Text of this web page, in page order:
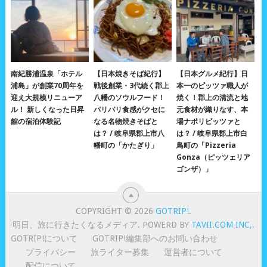
南紀勝浦温泉「ホテル
浦島」が創業70周年を
迎え大規模リニューア
ル！ 新しくなった日昇
館の宿泊体験記
【日本焼きそば紀行】
戦後創業・3代続く郡上
八幡のソウルフード！
パリパリ食感がクセに
なる名物焼きそばと
は？ / 岐阜県郡上市八
幡町の「かたぎり」
【日本グルメ紀行】日
本一のピッツァ職人が
焼く！郡上の清流と地
元食材が織りなす、本
場ナポリピッツァと
は？ / 岐阜県郡上市白
鳥町の「Pizzeria
Gonza（ピッツェリア
ゴンザ）」
COPYRIGHT © 2026GOTRIP!.
明日、旅に行きたくなるメディア. POWERD BY TAVII.COM INC,.
GOTRIP!について
GOTRIP!編集部へのお問い合わせ
プライバシー
旅ライター募集
運営者について